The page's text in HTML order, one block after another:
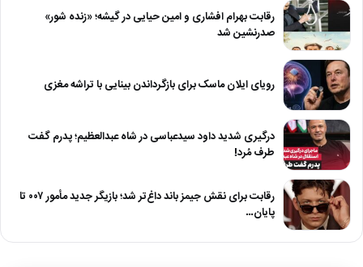
رقابت بهرام افشاری و امین حیایی در گیشه؛ «زنده شور»
صدرنشین شد
رویای ایلان ماسک برای بازگرداندن بینایی با تراشه مغزی
درگیری شدید داود سیدعباسی در شاه عبدالعظیم؛ پدرم گفت
طرف مُرد!
رقابت برای نقش جیمز باند داغ‌تر شد؛ بازیگر جدید مأمور ۰۰۷ تا
پایان…